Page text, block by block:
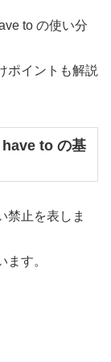
to の使い分
ポイントも解説
to の基
禁止を表しま
す。